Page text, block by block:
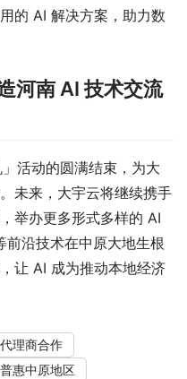
的 AI 解决方案，助力数
河南 AI 技术交流
活动的圆满结束，为大
未来，大宇云将继续携手
举办更多形式多样的 AI
沿技术在中原大地生根
让 AI 成为推动本地经济
理商合作
惠中原地区